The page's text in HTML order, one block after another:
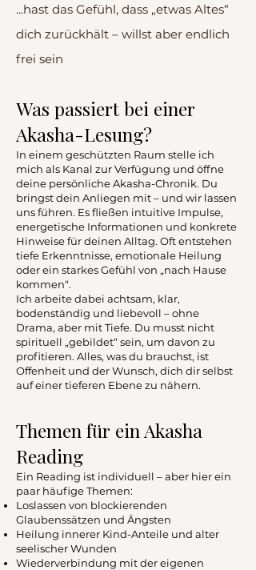
...hast das Gefühl, dass „etwas Altes“
dich zurückhält – willst aber endlich
frei sein
Was passiert bei einer
Akasha-Lesung?
In einem geschützten Raum stelle ich
mich als Kanal zur Verfügung und öffne
deine persönliche Akasha-Chronik. Du
bringst dein Anliegen mit – und wir lassen
uns führen. Es fließen intuitive Impulse,
energetische Informationen und konkrete
Hinweise für deinen Alltag. Oft entstehen
tiefe Erkenntnisse, emotionale Heilung
oder ein starkes Gefühl von „nach Hause
kommen“.
Ich arbeite dabei achtsam, klar,
bodenständig und liebevoll – ohne
Drama, aber mit Tiefe. Du musst nicht
spirituell „gebildet“ sein, um davon zu
profitieren. Alles, was du brauchst, ist
Offenheit und der Wunsch, dich dir selbst
auf einer tieferen Ebene zu nähern.
Themen für ein Akasha
Reading
Ein Reading ist individuell – aber hier ein
paar häufige Themen:
Loslassen von blockierenden
Glaubenssätzen und Ängsten
Heilung innerer Kind-Anteile und alter
seelischer Wunden
Wiederverbindung mit der eigenen